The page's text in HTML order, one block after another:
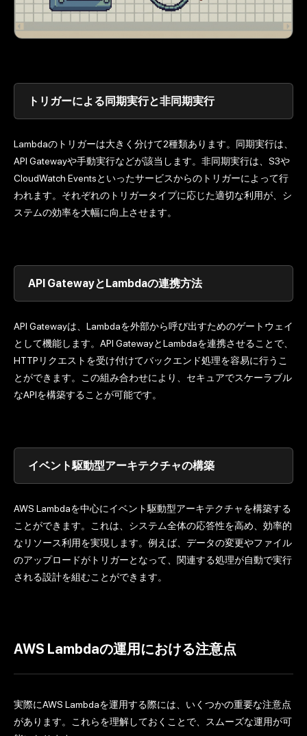
トリガーによる同期実行と非同期実行
Lambdaのトリガーは大きく分けて2種類あります。同期実行は、
API Gatewayや手動実行などが該当します。非同期実行は、S3や
CloudWatch Eventsといったサービスからのトリガーによって行
われます。それぞれのトリガータイプに応じた適切な利用が、シ
ステムの効率を大幅に向上させます。
API GatewayとLambdaの連携方法
API Gatewayは、Lambdaを外部から呼び出すためのゲートウェイ
として機能します。API GatewayとLambdaを連携させることで、
HTTPリクエストを受け付けてバックエンド処理を容易に行うこ
とができます。この組み合わせにより、セキュアでスケーラブル
なAPIを構築することが可能です。
イベント駆動型アーキテクチャの構築
AWS Lambdaを中心にイベント駆動型アーキテクチャを構築する
ことができます。これは、システム全体の応答性を高め、効率的
なリソース利用を実現します。例えば、データの変更やファイル
のアップロードがトリガーとなって、関連する処理が自動で実行
される設計を組むことができます。
AWS Lambdaの運用における注意点
実際にAWS Lambdaを運用する際には、いくつかの重要な注意点
があります。これらを理解しておくことで、スムーズな運用が可